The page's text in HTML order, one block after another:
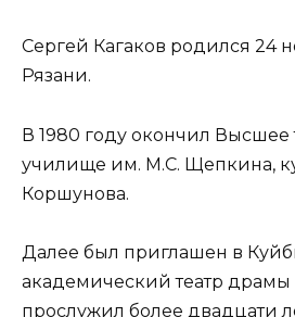
Сергей Кагаков родился 24
Рязани.
В 1980 году окончил Высшее
училище им. М.С. Щепкина,
Коршунова.
Далее был приглашен в
академический театр драмы
прослужил более двадцати